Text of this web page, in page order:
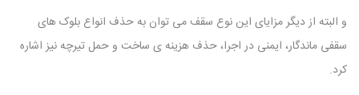
و البته از دیگر مزایای این نوع سقف می‌ توان به حذف انواع بلوک های
سقفی ماندگار، ایمنی در اجرا، حذف هزینه ی ساخت و حمل تیرچه نیز اشاره
کرد.